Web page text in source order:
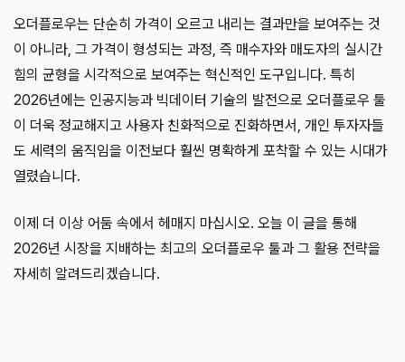
오더플로우는 단순히 가격이 오르고 내리는 결과만을 보여주는 것
이 아니라, 그 가격이 형성되는 과정, 즉 매수자와 매도자의 실시간
힘의 균형을 시각적으로 보여주는 혁신적인 도구입니다. 특히
2026년에는 인공지능과 빅데이터 기술의 발전으로 오더플로우 툴
이 더욱 정교해지고 사용자 친화적으로 진화하면서, 개인 투자자들
도 세력의 움직임을 이전보다 훨씬 명확하게 포착할 수 있는 시대가
열렸습니다.
이제 더 이상 어둠 속에서 헤매지 마십시오. 오늘 이 글을 통해
2026년 시장을 지배하는 최고의 오더플로우 툴과 그 활용 전략을
자세히 알려드리겠습니다.